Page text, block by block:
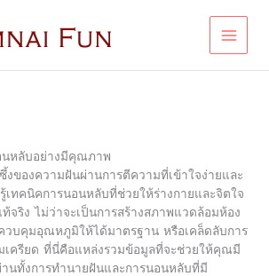
นหลับอย่างมีคุณภาพ
ของความฝันผ่านการตีความที่เข้าใจง่ายและ
เทคนิคการนอนหลับที่ช่วยให้ร่างกายและจิตใจ
จริง ไม่ว่าจะเป็นการสร้างสภาพแวดล้อมห้อง
วบคุมอุณหภูมิให้ได้มาตรฐาน หรือเคล็ดลับการ
ครียด ที่นี่คือแหล่งรวมข้อมูลที่จะช่วยให้คุณมี
ทั้งการทำนายฝันและการนอนหลับที่มี